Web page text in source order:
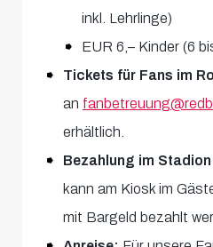
inkl. Lehrlinge)
EUR 6,– Kinder (6
Tickets für Fans im
an
erhältlich.
Bezahlung im
kann am Kiosk im
mit Bargeld bezahlt